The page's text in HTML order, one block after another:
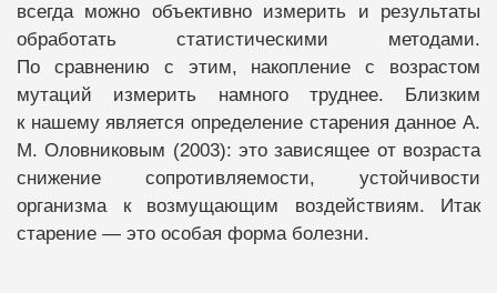
всегда можно объективно измерить и результаты
обработать статистическими методами.
По сравнению с этим, накопление с возрастом
мутаций измерить намного труднее. Близким
к нашему является определение старения данное А.
М. Оловниковым (2003): это зависящее от возраста
снижение сопротивляемости, устойчивости
организма к возмущающим воздействиям. Итак
старение — это особая форма болезни.